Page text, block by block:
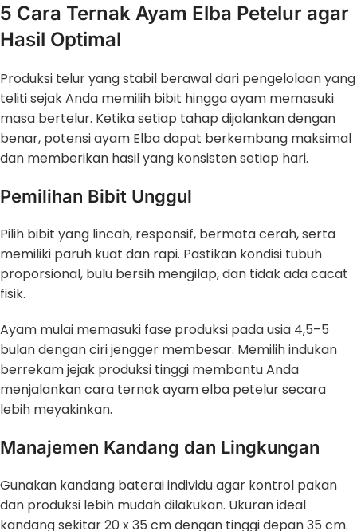
5 Cara Ternak Ayam Elba Petelur agar
Hasil Optimal
Produksi telur yang stabil berawal dari pengelolaan yang
teliti sejak Anda memilih bibit hingga ayam memasuki
masa bertelur. Ketika setiap tahap dijalankan dengan
benar, potensi ayam Elba dapat berkembang maksimal
dan memberikan hasil yang konsisten setiap hari.
Pemilihan Bibit Unggul
Pilih bibit yang lincah, responsif, bermata cerah, serta
memiliki paruh kuat dan rapi. Pastikan kondisi tubuh
proporsional, bulu bersih mengilap, dan tidak ada cacat
fisik.
Ayam mulai memasuki fase produksi pada usia 4,5–5
bulan dengan ciri jengger membesar. Memilih indukan
berrekam jejak produksi tinggi membantu Anda
menjalankan cara ternak ayam elba petelur secara
lebih meyakinkan.
Manajemen Kandang dan Lingkungan
Gunakan kandang baterai individu agar kontrol pakan
dan produksi lebih mudah dilakukan. Ukuran ideal
kandang sekitar 20 x 35 cm dengan tinggi depan 35 cm.